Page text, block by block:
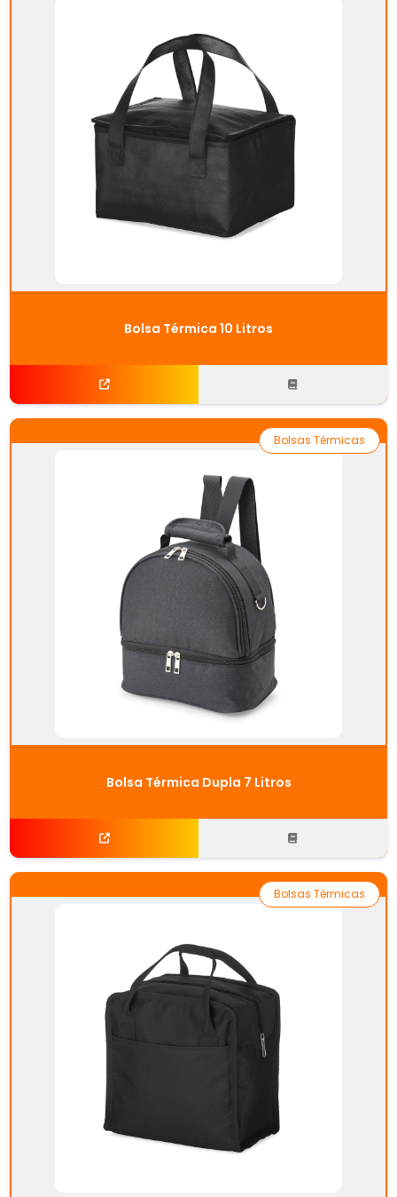
Bolsa Térmica 10 Litros
Bolsa Térmica Dupla 7 Litros
Bolsas Térmicas
Bolsas Térmicas